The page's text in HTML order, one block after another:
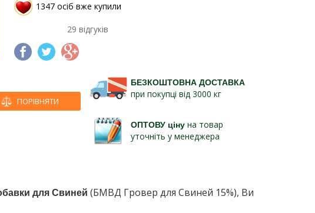
1347 осіб вже купили
29 відгуків
ПОРІВНЯТИ
БЕЗКОШТОВНА ДОСТАВКА
при покупці від 3000 кг
ОПТОВУ ціну на товар
уточніть у менеджера
для Свиней (БМВД Гровер для Свиней 15%), Ви